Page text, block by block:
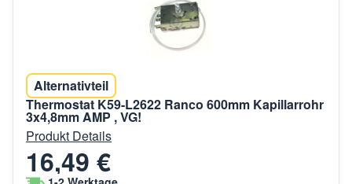
Alternativteil
Thermostat K59-L2622 Ranco 600mm Kapillarrohr
3x4,8mm AMP , VG!
Produkt Details
16,49 €